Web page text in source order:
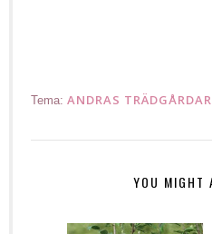
Tema: ANDRAS TRÄDGÅRDAR
YOU MIGHT